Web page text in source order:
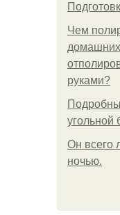
Чем
руками?
угольной
Он всего
ночью.